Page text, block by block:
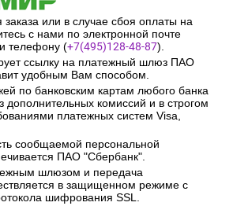
или в случае сбоя оплаты на
с нами по электронной почте
телефону (+7(495)128-48-87).
ссылку на платежный шлюз ПАО
удобным Вам способом.
по банковским картам любого банка
дополнительных комиссий и в строгом
платежных систем Visa,
сообщаемой персональной
ПАО "Сбербанк".
шлюзом и передача
в защищенном режиме с
шифрования SSL.